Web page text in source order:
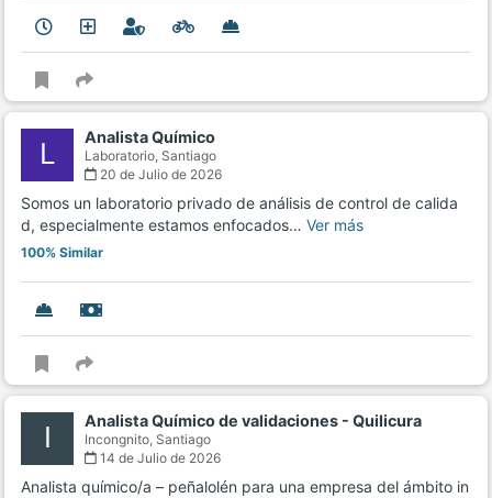
L Analista Químico
Laboratorio, Santiago
20 de Julio de 2026
Somos un laboratorio privado de análisis de control de calida
d, especialmente estamos enfocados… Ver más
100% Similar
I Analista Químico de validaciones - Quilicura
Incongnito, Santiago
14 de Julio de 2026
Analista químico/a – peñalolén para una empresa del ámbito in